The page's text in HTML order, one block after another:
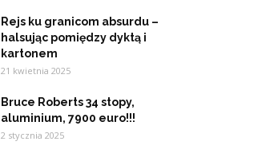
Rejs ku granicom absurdu –
halsując pomiędzy dyktą i
kartonem
21 kwietnia 2025
Bruce Roberts 34 stopy,
aluminium, 7900 euro!!!
2 stycznia 2025